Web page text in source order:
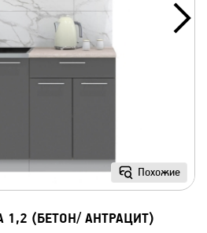
Похожие
1,2 (БЕТОН/ АНТРАЦИТ)